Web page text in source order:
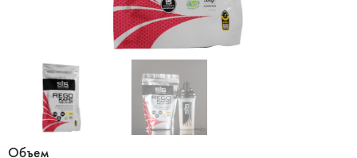
Объем